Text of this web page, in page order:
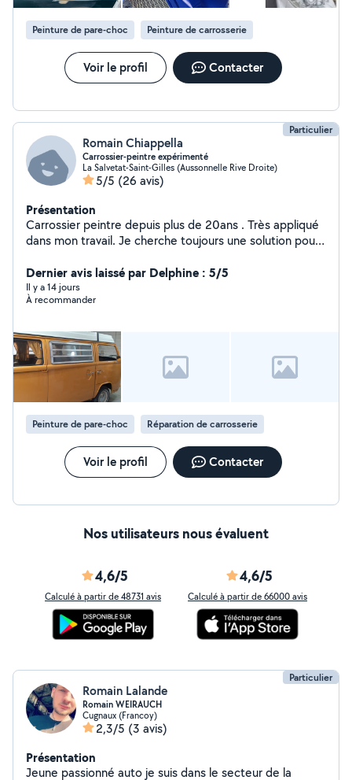
Peinture de pare-choc Peinture de carrosserie
Voir le profil Contacter
Particulier
Romain Chiappella
Carrossier-peintre expérimenté
La Salvetat-Saint-Gilles (Aussonnelle Rive Droite)
5/5 (26 avis)
Présentation
Carrossier peintre depuis plus de 20ans . Très appliqué
dans mon travail. Je cherche toujours une solution pour
mécanique également. 7!49!90!35!96.
Dernier avis laissé par Delphine : 5/5
Il y a 14 jours
À recommander
Peinture de pare-choc Réparation de carrosserie
Voir le profil Contacter
Nos utilisateurs nous évaluent
4,6/5
Calculé à partir de 48731 avis
4,6/5
Calculé à partir de 66000 avis
Particulier
Romain Lalande
Romain WEIRAUCH
Cugnaux (Francoy)
2,3/5 (3 avis)
Présentation
Jeune passionné auto je suis dans le secteur de la